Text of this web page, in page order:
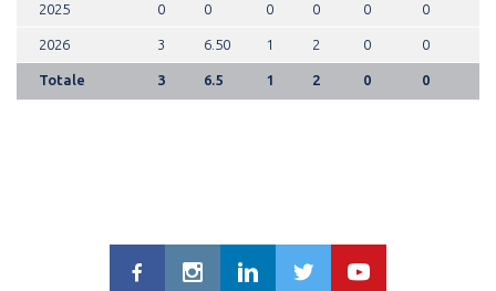
2025 0 0 0 0 0 0
2026 3 6.50 1 2 0 0
Totale 3 6.5 1 2 0 0